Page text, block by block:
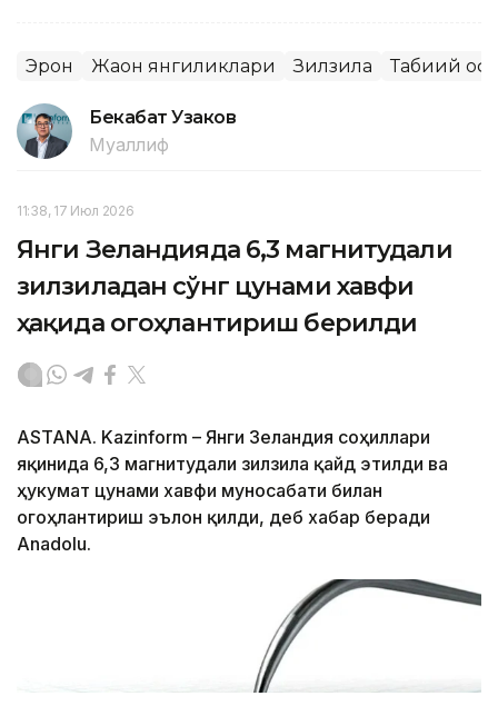
Эрон Жаҳон янгиликлари Зилзила Табиий
Бекабат Узаков
Муаллиф
11:38, 17 Июл 2026
Янги Зеландияда 6,3 магнитудали
зилзиладан сўнг цунами хавфи
ҳақида огоҳлантириш берилди
ASTANA. Kazinform – Янги Зеландия соҳиллари
яқинида 6,3 магнитудали зилзила қайд этилди ва
ҳукумат цунами хавфи муносабати билан
огоҳлантириш эълон қилди, деб хабар беради
Anadolu.